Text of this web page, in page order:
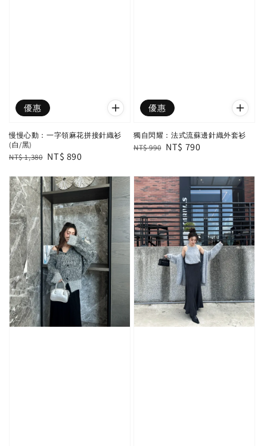
優惠
慢慢心動：一字領麻花拼接針織衫
(白/黑)
Regular
NT$ 1,380 Sale
NT$ 890
優惠
獨自閃耀：法式流蘇邊針織外套衫
Regular
NT$ 990 Sale
NT$ 790